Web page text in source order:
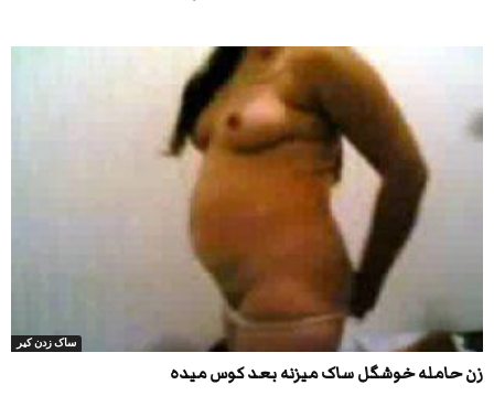
ساک زدن کیر
زن حامله خوشگل ساک میزنه بعد کوس میده